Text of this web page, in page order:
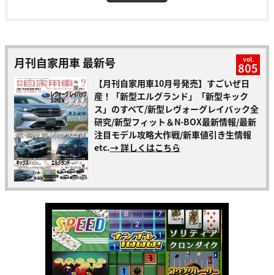
月刊自家用車 最新号 vol.
805
【月刊自家用車10月号発売】すごいぜ日
産！「新型エルグランド」「新型キック
ス」のすべて/新型レヴォーグレイバック全
研究/新型フィット＆N-BOX最新情報/最新
注目モデル攻略大作戦/新車値引き生情報
etc.→ 詳しくはこちら